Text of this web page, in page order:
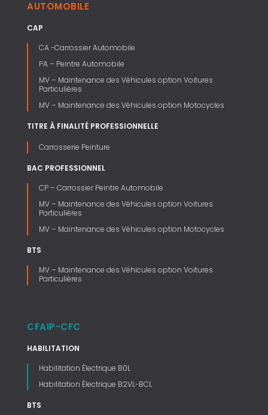
AUTOMOBILE
CAP
CA -Carrossier Automobile
PA – Peintre Automobile
MV – Maintenance des Véhicules option Voitures
Particulières
MV – Maintenance des Véhicules option Motocycles
TITRE À FINALITÉ PROFESSIONNELLE
Carrosserie Peinture
BAC PROFESSIONNEL
CP – Carrossier Peintre Automobile
MV – Maintenance des Véhicules option Voitures
Particulières
MV – Maintenance des Véhicules option Motocycles
BTS
MV – Maintenance des Véhicules option Voitures
Particulières
CFAIP-CFC
HABILITATION
Habilitation Électrique B0L
Habilitation Électrique B2VL-BCL
BTS